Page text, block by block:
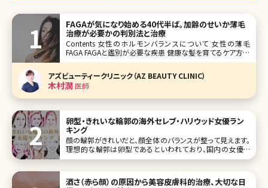
FAGAが気になり始める40代半ば。加齢のせいか薄毛
治療が必要かの判別法と治療
Contents 女性のホルモンバランスについて 女性の薄毛
FAGA FAGAと鑑別が必要な疾患 健康な髪を育てるケア方法
とは? 【監修医師からのワンポイント】FAGAはホルモンをは
じめ、様々な要因が絡み合って生じます。まずは、普段の生活
など見直していきましょう。
アズビューティークリニック（AZ BEAUTY CLINIC）
木村潤 医師
卵型・きれいな輪郭の海外セレブ・ハリウッド女優ラン
キング
顔の輪郭がきれいだと、顔全体のバランスが整って見えます。
理想的な輪郭は卵型であるといわれており、国内の女優さ
んの中にもきれいな卵型の輪郭を持った方が大勢存在して
は、きれいな輪郭トップ10、海外セレブ女優版をご紹介するこ
とにしましょう。
酒さ（赤ら顔）の原因から美容皮膚科的治療、大切な日